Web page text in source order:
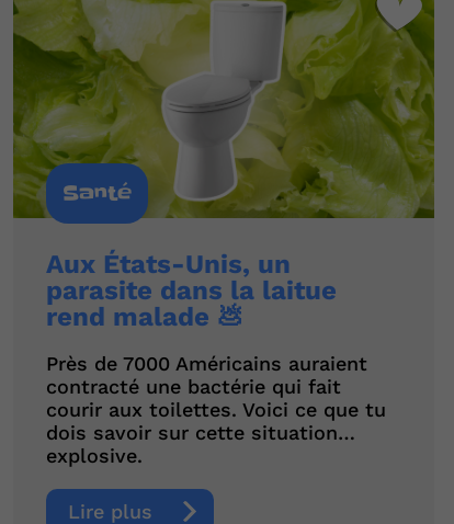
Santé
Aux États-Unis, un
parasite dans la laitue
rend malade 💩
Près de 7000 Américains auraient
contracté une bactérie qui fait
courir aux toilettes. Voici ce que tu
dois savoir sur cette situation…
explosive.
Lire plus